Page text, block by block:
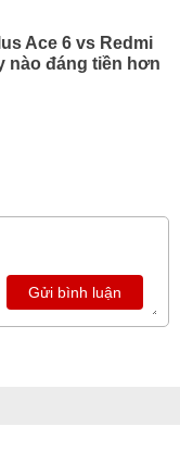
Ace 6 vs Redmi
nào đáng tiền hơn
Gửi bình luận